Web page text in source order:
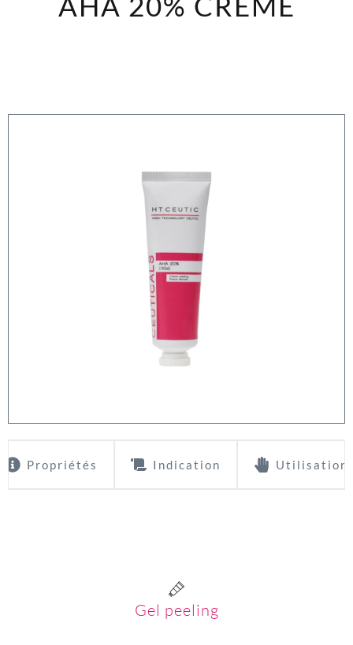
Propriétés Indication Utilisation
Gel peeling